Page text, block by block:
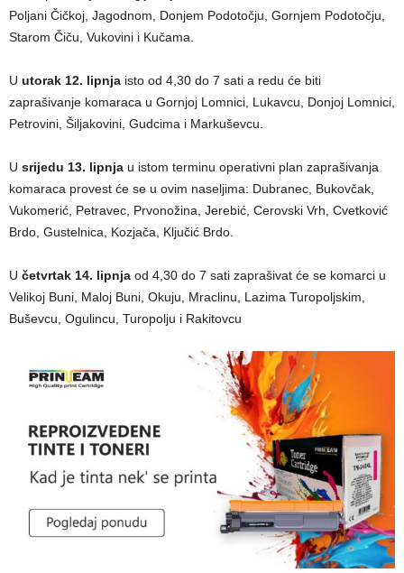
Poljani Čičkoj, Jagodnom, Donjem Podotočju, Gornjem Podotočju,
Starom Čiču, Vukovini i Kučama.
U utorak 12. lipnja isto od 4,30 do 7 sati a redu će biti
zaprašivanje komaraca u Gornjoj Lomnici, Lukavcu, Donjoj Lomnici,
Petrovini, Šiljakovini, Gudcima i Markuševcu.
U srijedu 13. lipnja u istom terminu operativni plan zaprašivanja
komaraca provest će se u ovim naseljima: Dubranec, Bukovčak,
Vukomerić, Petravec, Prvonožina, Jerebić, Cerovski Vrh, Cvetković
Brdo, Gustelnica, Kozjača, Ključić Brdo.
U četvrtak 14. lipnja od 4,30 do 7 sati zaprašivat će se komarci u
Velikoj Buni, Maloj Buni, Okuju, Mraclinu, Lazima Turopoljskim,
Buševcu, Ogulincu, Turopolju i Rakitovcu